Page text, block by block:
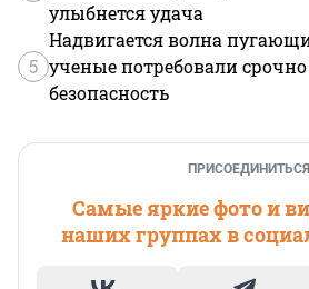
улыбнется удача
5
Надвигается волна
ученые потребовали
безопасность
ПРИСОЕДИНИТЬСЯ
Самые яркие фото и
наших группах в